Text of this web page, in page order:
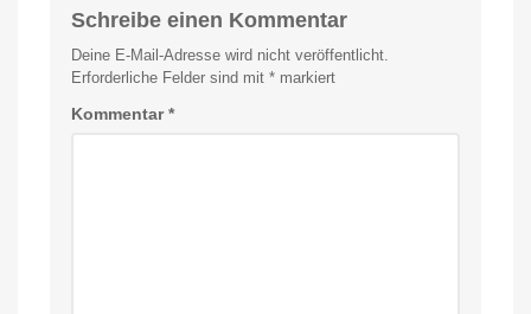
Schreibe einen Kommentar
Deine E-Mail-Adresse wird nicht veröffentlicht.
Erforderliche Felder sind mit * markiert
Kommentar*